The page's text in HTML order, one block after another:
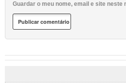
Guardar o meu nome, email e site